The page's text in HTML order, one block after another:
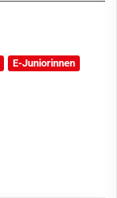
E-Juniorinnen